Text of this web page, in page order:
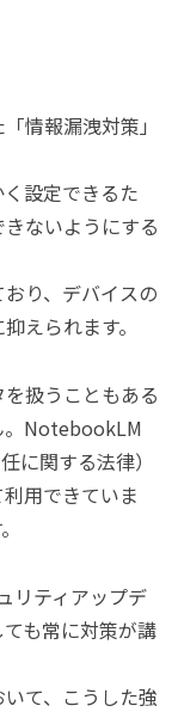
情報漏洩対策」
設定できるた
ないようにする
り、デバイスの
えられます。
扱うこともある
。NotebookLM
に関する法律）
用できていま
リティアップデ
も常に対策が講
て、こうした強